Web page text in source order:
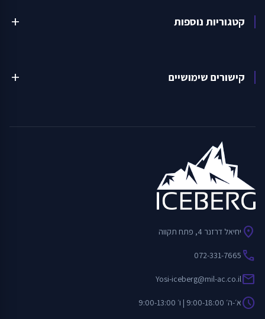
קטגוריות נוספות add
קישורים שימושיים add
location_on יחיאל דרזנר 4, פתח תקווה
call
072-331-7665
mail
Yosi-iceberg@mil-ac.co.il
scheduleא׳-ה׳ 9:00-18:00 | ו׳ 9:00-13:00